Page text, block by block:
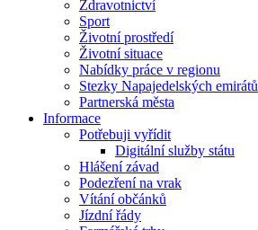
Zdravotnictví
Sport
Životní prostředí
Životní situace
Nabídky práce v regionu
Stezky Napajedelských emirátů
Partnerská města
Informace
Potřebuji vyřídit
Digitální služby státu
Hlášení závad
Podezření na vrak
Vítání občánků
Jízdní řády